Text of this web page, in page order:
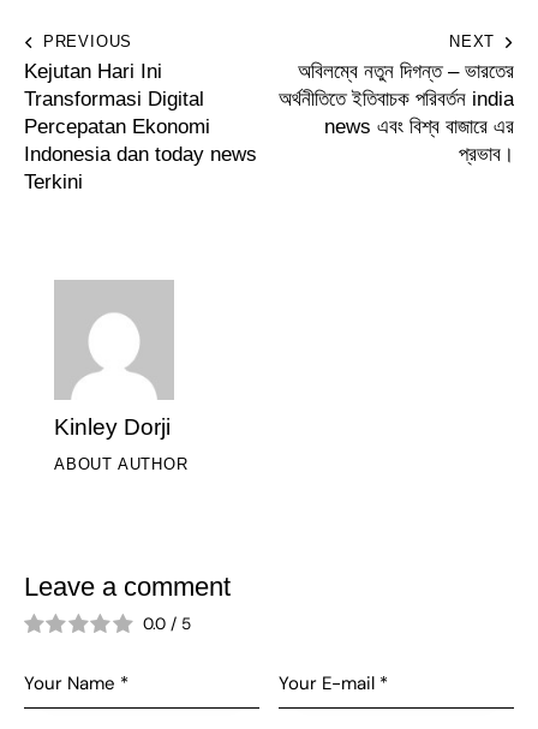
PREVIOUS
Kejutan Hari Ini
Transformasi Digital
Percepatan Ekonomi
Indonesia dan today news
Terkini
NEXT
অবিলম্বে নতুন দিগন্ত – ভারতের
অর্থনীতিতে ইতিবাচক পরিবর্তন india
news এবং বিশ্ব বাজারে এর
প্রভাব।
Kinley Dorji
ABOUT AUTHOR
Leave a comment
0.0 / 5